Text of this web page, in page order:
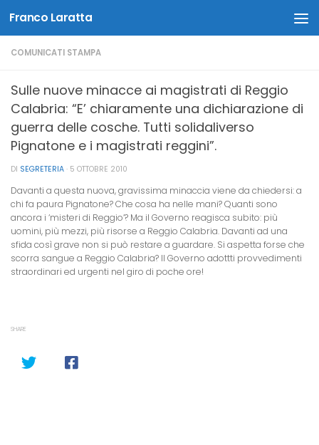
Salta al contenuto
Franco Laratta
COMUNICATI STAMPA
Sulle nuove minacce ai magistrati di Reggio
Calabria: “E’ chiaramente una dichiarazione di
guerra delle cosche. Tutti solidaliverso
Pignatone e i magistrati reggini”.
DI SEGRETERIA · 5 OTTOBRE 2010
Davanti a questa nuova, gravissima minaccia viene da chiedersi: a
chi fa paura Pignatone? Che cosa ha nelle mani? Quanti sono
ancora i ‘misteri di Reggio’? Ma il Governo reagisca subito: più
uomini, più mezzi, più risorse a Reggio Calabria. Davanti ad una
sfida così grave non si può restare a guardare. Si aspetta forse che
scorra sangue a Reggio Calabria? Il Governo adottti provvedimenti
straordinari ed urgenti nel giro di poche ore!
SHARE